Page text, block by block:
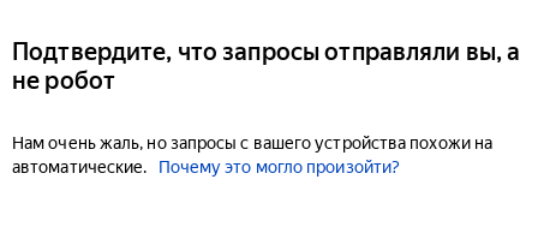
Подтвердите, что запросы отправляли вы, а
не робот
Нам очень жаль, но запросы с вашего устройства похожи на
автоматические.
Почему это могло произойти?